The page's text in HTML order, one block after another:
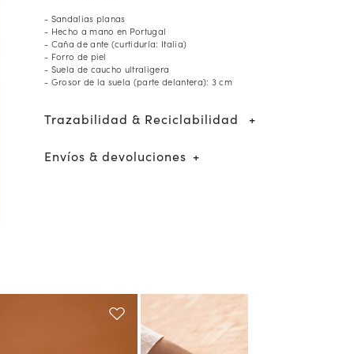
- Sandalias planas
- Hecho a mano en Portugal
- Caña de ante (curtiduría: Italia)
- Forro de piel
- Suela de caucho ultraligera
- Grosor de la suela (parte delantera): 3 cm
Trazabilidad & Reciclabilidad
Envíos & devoluciones